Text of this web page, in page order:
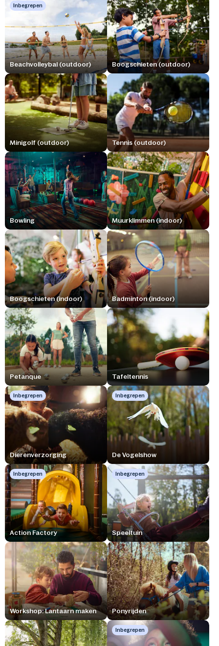
Inbegrepen
Beachvolleybal (outdoor) Boogschieten (outdoor)
Minigolf (outdoor) Tennis (outdoor)
Bowling Muurklimmen (indoor)
Boogschieten (indoor) Badminton (indoor)
Petanque Tafeltennis
Inbegrepen
Dierenverzorging
Inbegrepen
De Vogelshow
Inbegrepen
Action Factory
Inbegrepen
Speeltuin
Workshop: Lantaarn maken Ponyrijden
Inbegrepen